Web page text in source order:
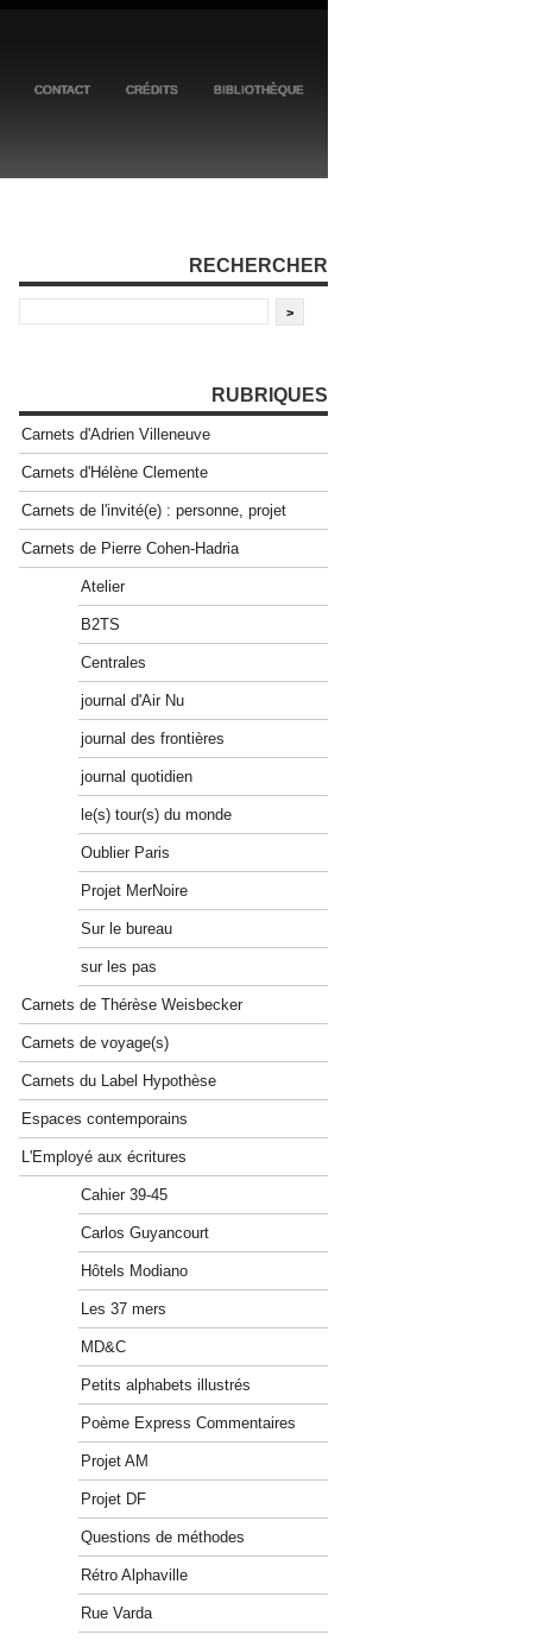
CONTACT CRÉDITS BIBLIOTHÈQUE
RECHERCHER
RUBRIQUES
Carnets d'Adrien Villeneuve
Carnets d'Hélène Clemente
Carnets de l'invité(e) : personne, projet
Carnets de Pierre Cohen-Hadria
Atelier
B2TS
Centrales
journal d'Air Nu
journal des frontières
journal quotidien
le(s) tour(s) du monde
Oublier Paris
Projet MerNoire
Sur le bureau
sur les pas
Carnets de Thérèse Weisbecker
Carnets de voyage(s)
Carnets du Label Hypothèse
Espaces contemporains
L'Employé aux écritures
Cahier 39-45
Carlos Guyancourt
Hôtels Modiano
Les 37 mers
MD&C
Petits alphabets illustrés
Poème Express Commentaires
Projet AM
Projet DF
Questions de méthodes
Rétro Alphaville
Rue Varda